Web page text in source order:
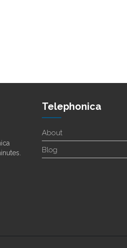
Telephonica
About
Blog